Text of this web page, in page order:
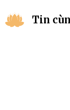
Tin